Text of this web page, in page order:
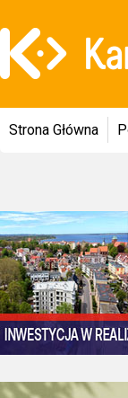
Strona Główna